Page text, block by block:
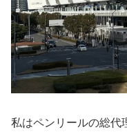
私はペンリールの総代